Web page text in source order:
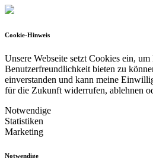
Cookie-Hinweis
Unsere Webseite setzt Cookies ein,
Benutzerfreundlichkeit bieten zu
einverstanden und kann meine
für die Zukunft widerrufen, ablehnen
Notwendige
Statistiken
Marketing
Notwendige